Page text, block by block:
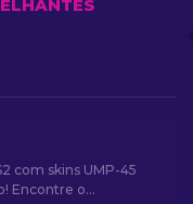
com skins UMP-45
Encontre o